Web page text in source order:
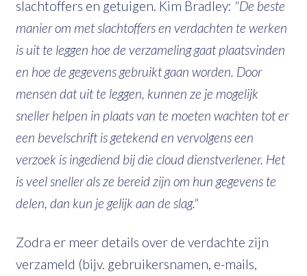
slachtoffers en getuigen. Kim Bradley: "De beste
manier om met slachtoffers en verdachten te werken
is uit te leggen hoe de verzameling gaat plaatsvinden
en hoe de gegevens gebruikt gaan worden. Door
mensen dat uit te leggen, kunnen ze je mogelijk
sneller helpen in plaats van te moeten wachten tot er
een bevelschrift is getekend en vervolgens een
verzoek is ingediend bij die cloud dienstverlener. Het
is veel sneller als ze bereid zijn om hun gegevens te
delen, dan kun je gelijk aan de slag."
Zodra er meer details over de verdachte zijn
verzameld (bijv. gebruikersnamen, e-mails,